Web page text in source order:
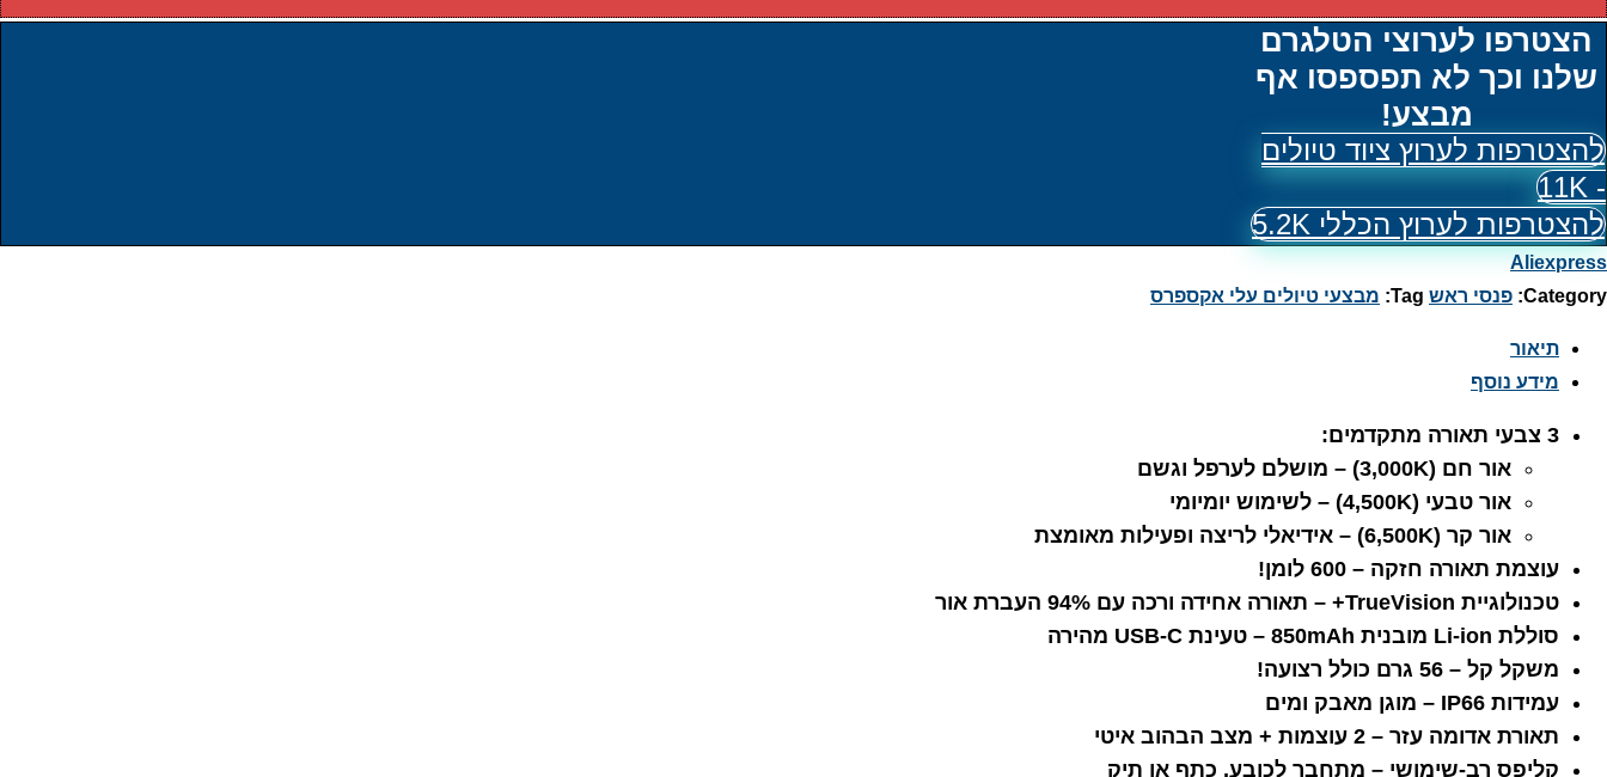
הצטרפו לערוצי הטלגרם
שלנו וכך לא תפספסו אף
מבצע!
להצטרפות לערוץ ציוד טיולים
- 11K
להצטרפות לערוץ הכללי 5.2K
Aliexpress
Category: פנסי ראש Tag: מבצעי טיולים עלי אקספרס
תיאור
מידע נוסף
3 צבעי תאורה מתקדמים:
אור חם (3,000K) – מושלם לערפל וגשם
אור טבעי (4,500K) – לשימוש יומיומי
אור קר (6,500K) – אידיאלי לריצה ופעילות מאומצת
עוצמת תאורה חזקה – 600 לומן!
טכנולוגיית TrueVision+ – תאורה אחידה ורכה עם 94% העברת אור
סוללת Li-ion מובנית 850mAh – טעינת USB-C מהירה
משקל קל – 56 גרם כולל רצועה!
עמידות IP66 – מוגן מאבק ומים
תאורת אדומה עזר – 2 עוצמות + מצב הבהוב איטי
קליפס רב-שימושי – מתחבר לכובע, כתף או תיק